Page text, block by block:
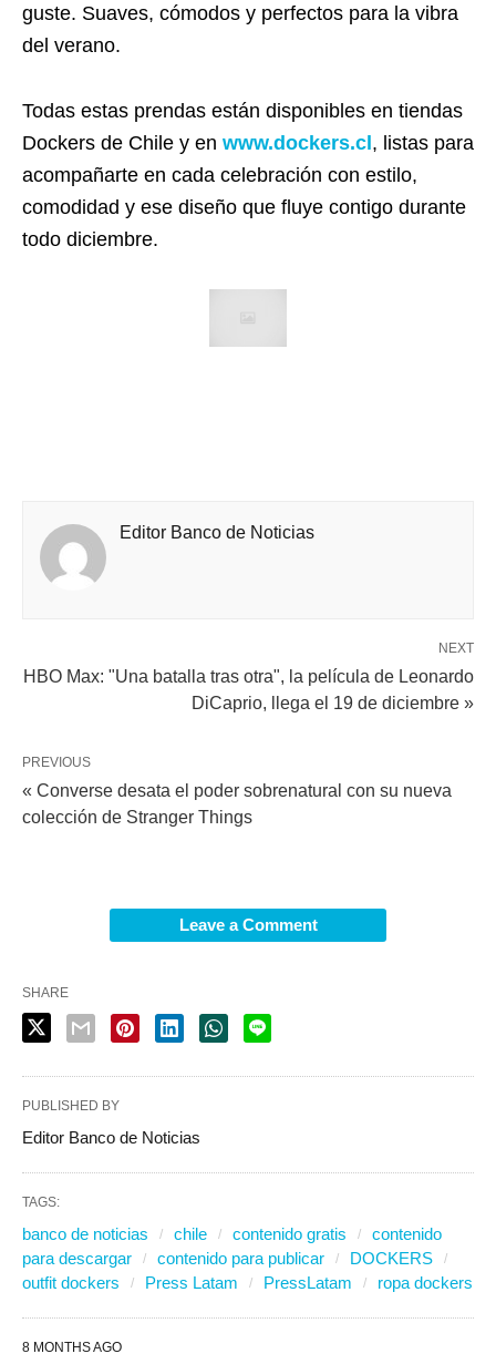
guste. Suaves, cómodos y perfectos para la vibra
del verano.
Todas estas prendas están disponibles en tiendas
Dockers de Chile y en www.dockers.cl, listas para
acompañarte en cada celebración con estilo,
comodidad y ese diseño que fluye contigo durante
todo diciembre.
Editor Banco de Noticias
NEXT
HBO Max: "Una batalla tras otra", la película de Leonardo
DiCaprio, llega el 19 de diciembre »
PREVIOUS
« Converse desata el poder sobrenatural con su nueva
colección de Stranger Things
Leave a Comment
SHARE
PUBLISHED BY
Editor Banco de Noticias
TAGS:
banco de noticias chile contenido gratis
contenido
para descargar
contenido para publicar
DOCKERS
outfit dockers
Press Latam PressLatam ropa dockers
8 MONTHS AGO